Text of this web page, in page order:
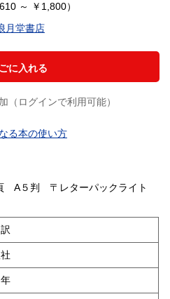
～ ￥1,800）
月堂書店
に入れる
（ログインで利用可能）
る本の使い方
A５判 〒レターパックライト